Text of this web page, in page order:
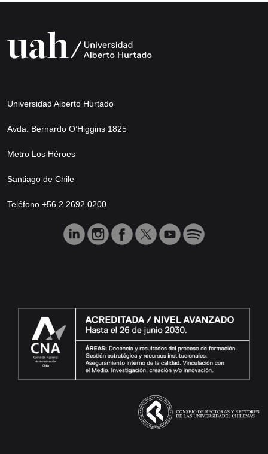
Universidad Alberto Hurtado
Avda. Bernardo O’Higgins 1825
Metro Los Héroes
Santiago de Chile
Teléfono +56 2 2692 0200